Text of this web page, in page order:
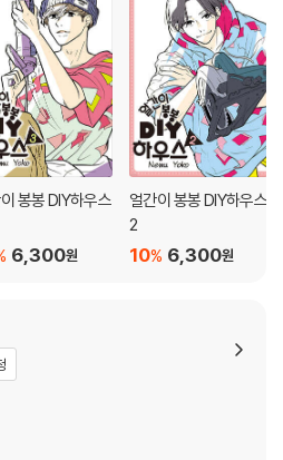
봉봉 DIY하우스
6,300원
얼간이 봉봉 DIY하우스
2
6,300원
10%